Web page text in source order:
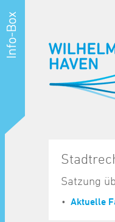
Satzung
Aktuelle